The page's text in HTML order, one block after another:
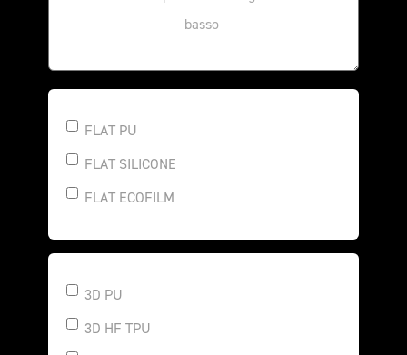
FLAT PU
FLAT SILICONE
FLAT ECOFILM
3D PU
3D HF TPU